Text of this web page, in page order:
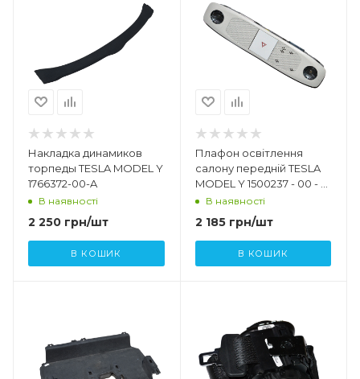
Накладка динамиков
торпеды TESLA MODEL Y
1766372-00-A
В наявності
2 250 грн/шт
В КОШИК
Плафон освітлення
салону передній TESLA
MODEL Y 1500237 - 00 - H
1500237 - 00 - E
В наявності
2 185грн/шт
В КОШИК